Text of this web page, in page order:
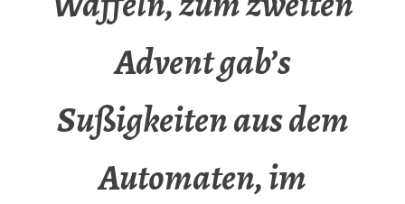
Advent gab’s
Sußigkeiten aus dem
Automaten, im